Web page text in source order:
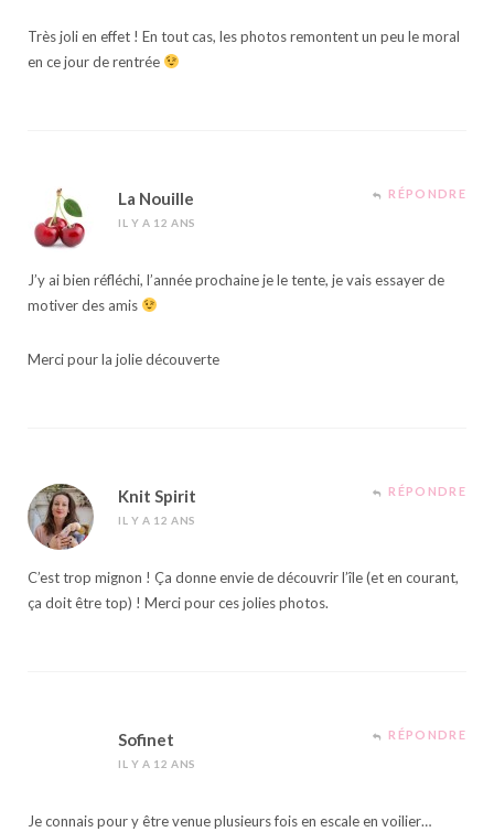
Très joli en effet ! En tout cas, les photos remontent un peu le moral
en ce jour de rentrée
La Nouille
IL Y A 12 ANS
RÉPONDRE
J’y ai bien réfléchi, l’année prochaine je le tente, je vais essayer de
motiver des amis
Merci pour la jolie découverte
Knit Spirit
IL Y A 12 ANS
RÉPONDRE
C’est trop mignon ! Ça donne envie de découvrir l’île (et en courant,
ça doit être top) ! Merci pour ces jolies photos.
Sofinet
IL Y A 12 ANS
RÉPONDRE
Je connais pour y être venue plusieurs fois en escale en voilier…